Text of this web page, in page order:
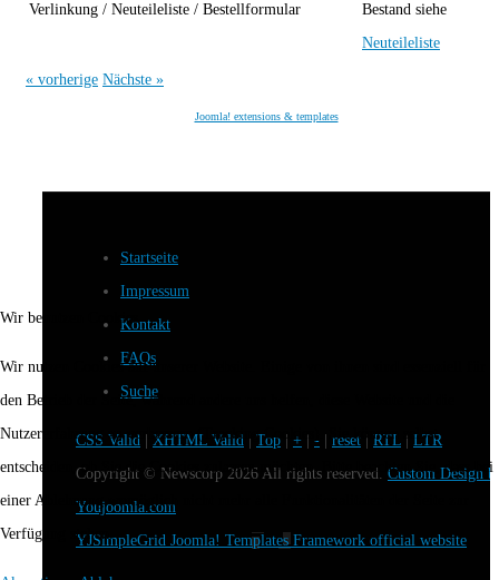
Verlinkung / Neuteileliste / Bestellformular
Bestand siehe
Neuteileliste
« vorherige Nächste »
Joomla! extensions & templates
Startseite
Impressum
Kontakt
FAQs
Suche
CSS Valid XHTML Valid | Top | + - reset | RTL | LTR
Copyright © Newscorp 2026 All rights reserved. Custom Design
Youjoomla.com
YJSimpleGrid Joomla! Templates Framework official website
Wir benutzen Cookies
Wir nutzen Cookies auf unserer Website. Einige von ihnen sind essenziell für
den Betrieb der Seite, während andere uns helfen, diese Website und die
Nutzererfahrung zu verbessern (Tracking Cookies). Sie können selbst
entscheiden, ob Sie die Cookies zulassen möchten. Bitte beachten Sie, dass bei
einer Ablehnung womöglich nicht mehr alle Funktionalitäten der Seite zur
Verfügung stehen.